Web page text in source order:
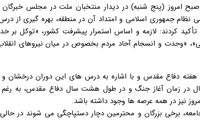
امروز (پنج شنبه) در دیدار منتخبان ملت در مجلس
نظام جمهوری اسلامی و امتداد آن در منطقه، بهره گیری از
کردند: لازمه و اساس استمرار پیشرفت کشور، «توکل بر
«وحدت و انسجام آحاد مردم بخصوص در میان نیروهای
هفته دفاع مقدس و با اشاره به درس های این دوران
در زمان آغاز جنگ و در طول هشت سال دفاع مقدس، به
نیز در همه عرصه ها وجود داشته باشد.
برخی بزرگان و محترمین دچار دستپاچگی می شوند در حالی